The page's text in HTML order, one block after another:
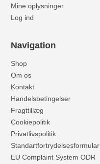
Mine oplysninger
Log ind
Navigation
Shop
Om os
Kontakt
Handelsbetingelser
Fragttillæg
Cookiepolitik
Privatlivspolitik
Standartfortrydelsesformular
EU Complaint System ODR